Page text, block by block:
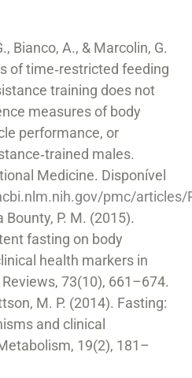
Bianco, A., & Marcolin, G.
of time‑restricted feeding
training does not
measures of body
performance, or
males.
Medicine. Disponível
pmc/articles/
Bounty, P. M. (2015).
fasting on body
health markers in
73(10), 661–674.
M. P. (2014). Fasting:
and clinical
19(2), 181–